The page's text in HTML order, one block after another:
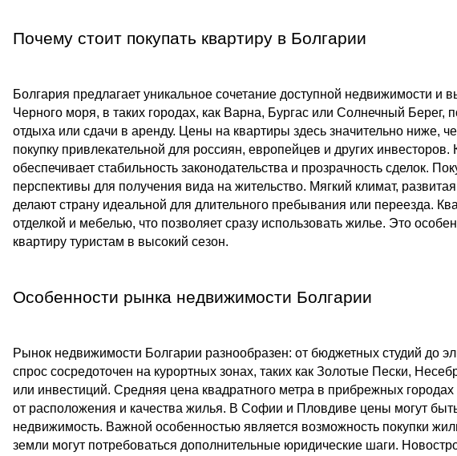
Почему стоит покупать квартиру в Болгарии
Болгария предлагает уникальное сочетание доступной недвижимости и
Черного моря, в таких городах, как Варна, Бургас или Солнечный Берег,
отдыха или сдачи в аренду. Цены на квартиры здесь значительно ниже,
покупку привлекательной для россиян, европейцев и других
обеспечивает стабильность законодательства и прозрачность сделок.
перспективы для получения вида на жительство. Мягкий климат,
делают страну идеальной для длительного пребывания или переезда.
отделкой и мебелью, что позволяет сразу использовать жилье. Это
квартиру туристам в высокий сезон.
Особенности рынка недвижимости Болгарии
Рынок недвижимости Болгарии разнообразен: от бюджетных студий до
спрос сосредоточен на курортных зонах, таких как Золотые Пески,
или инвестиций. Средняя цена квадратного метра в прибрежных
от расположения и качества жилья. В Софии и Пловдиве цены могут
недвижимость. Важной особенностью является возможность покупки
земли могут потребоваться дополнительные юридические шаги.